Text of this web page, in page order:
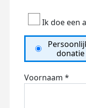
Ik doe een
donatie
Voornaam *